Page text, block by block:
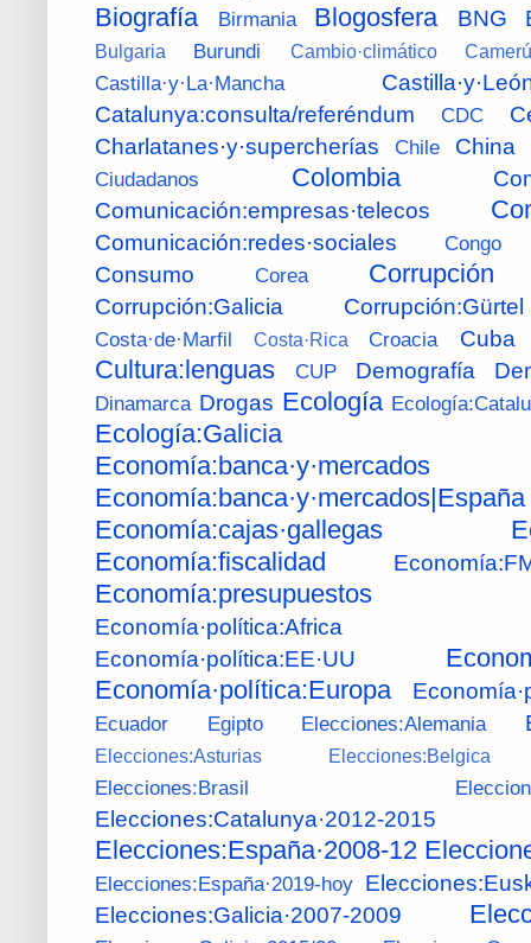
Biografía Birmania Blogosfera BNG
Bulgaria Burundi Cambio·climático
Castilla·y·La·Mancha
Catalunya:consulta/referéndum
CDC
Charlatanes·y·supercherías
Chile China
Ciudadanos Colombia
Comunicación:empresas·telecos
Comunicación:redes·sociales Congo
Consumo Corea Corrupción
Corrupción:Galicia Corrupción:Gürtel
Costa·de·Marfil Costa·Rica Croacia Cuba
Cultura:lenguas CUP Demografía
Dinamarca Drogas Ecología
Ecología:Galicia
Economía:banca·y·mercados
Economía:banca·y·mercados|España
Economía:cajas·gallegas
Economía:fiscalidad
Economía:presupuestos
Economía·política:Africa
Economía·política:EE·UU
Economía·política:Europa
Ecuador Egipto Elecciones:Alemania
Elecciones:Asturias Elecciones:Belgica
Elecciones:Brasil
Elecciones:Catalunya·2012-2015
Elecciones:España·2008-12
Elecciones:España·2019-hoy
Elecciones:Galicia·2007-2009